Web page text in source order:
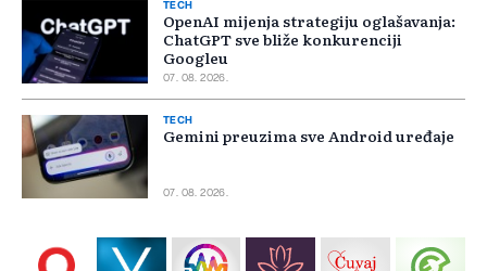
TECH
OpenAI mijenja strategiju oglašavanja:
ChatGPT sve bliže konkurenciji
Googleu
07. 08. 2026.
TECH
Gemini preuzima sve Android uređaje
07. 08. 2026.